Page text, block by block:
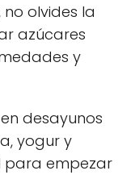
olvides la
azúcares
y
desayunos
yogur y
para empezar